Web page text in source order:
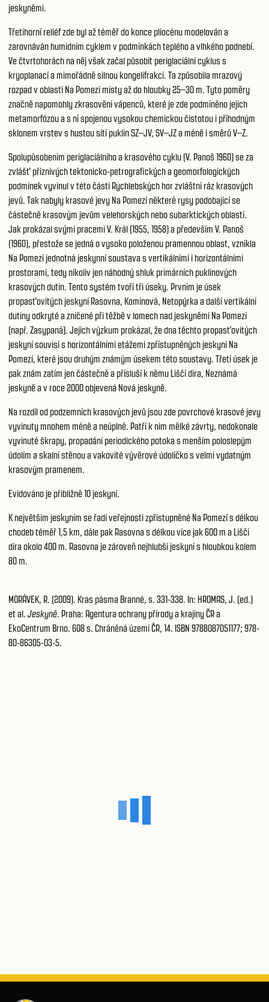
jeskyněmi.
Třetihorní reliéf zde byl až téměř do konce pliocénu modelován a
zarovnáván humidním cyklem v podmínkách teplého a vlhkého podnebí.
Ve čtvrtohorách na něj však začal působit periglaciální cyklus s
kryoplanací a mimořádně silnou kongelifrakcí. Ta způsobila mrazový
rozpad v oblasti Na Pomezí místy až do hloubky 25–30 m. Tyto poměry
značně napomohly zkrasovění vápenců, které je zde podmíněno jejich
metamorfózou a s ní spojenou vysokou chemickou čistotou i příhodným
sklonem vrstev s hustou sítí puklin SZ–JV, SV–JZ a méně i směrů V–Z.
Spolupůsobením periglaciálního a krasového cyklu (V. Panoš 1960) se za
zvlášť příznivých tektonicko-petrografických a geomorfologických
podmínek vyvinul v této části Rychlebských hor zvláštní ráz krasových
jevů. Tak nabyly krasové jevy Na Pomezí některé rysy podobající se
částečně krasovým jevům velehorských nebo subarktických oblastí.
Jak prokázal svými pracemi V. Král (1955, 1958) a především V. Panoš
(1960), přestože se jedná o vysoko položenou pramennou oblast, vznikla
Na Pomezí jednotná jeskynní soustava s vertikálními i horizontálními
prostorami, tedy nikoliv jen náhodný shluk primárních puklinových
krasových dutin. Tento systém tvoří tři úseky. Prvním je úsek
propasťovitých jeskyní Rasovna, Komínová, Netopýrka a další vertikální
dutiny odkryté a zničené při těžbě v lomech nad jeskyněmi Na Pomezí
(např. Zasypaná). Jejich výzkum prokázal, že dna těchto propasťovitých
jeskyní souvisí s horizontálními etážemi zpřístupněných jeskyní Na
Pomezí, které jsou druhým známým úsekem této soustavy. Třetí úsek je
pak znám zatím jen částečně a přísluší k němu Liščí díra, Neznámá
jeskyně a v roce 2000 objevená Nová jeskyně.
Na rozdíl od podzemních krasových jevů jsou zde povrchové krasové jevy
vyvinuty mnohem méně a neúplně. Patří k nim mělké závrty, nedokonale
vyvinuté škrapy, propadání periodického potoka s menším poloslepým
údolím a skalní stěnou a vakovité vývěrové údolíčko s velmi vydatným
krasovým pramenem.
Evidováno je přibližně 10 jeskyní.
K největším jeskyním se řadí veřejnosti zpřístupněné Na Pomezí s délkou
chodeb téměř 1,5 km, dále pak Rasovna s délkou více jak 600 m a Liščí
díra okolo 400 m. Rasovna je zároveň nejhlubší jeskyní s hloubkou kolem
80 m.
MORÁVEK, R. (2009). Kras pásma Branné, s. 331-338. In: HROMAS, J. (ed.)
et al.Jeskyně. Praha: Agentura ochrany přírody a krajiny ČR a
EkoCentrum Brno. 608 s. Chráněná území ČR, 14. ISBN 9788087051177; 978-
80-86305-03-5.